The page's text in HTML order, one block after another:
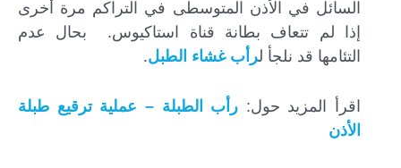
السائل في الأذن المتوسطى في التراكم مرة أخرى
إذا لم تتعاف بطانة قناة استاكيوس. بحال عدم
التئامها قد نلجأ لرأب غشاء الطبل.
اقرأ المزيد حول: رأب الطبلة – عملية ترقيع طبلة
الأذن